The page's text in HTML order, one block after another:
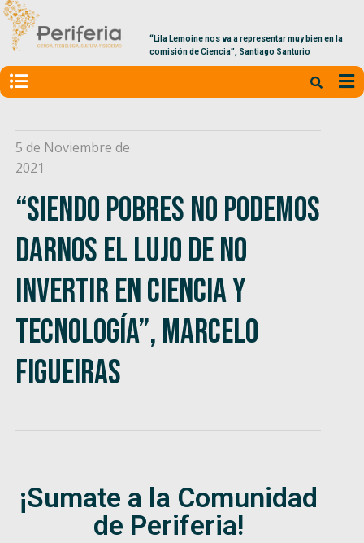
“Lila Lemoine nos va a representar muy bien en la
comisión de Ciencia”, Santiago Santurio
5 de Noviembre de
2021
“Siendo pobres no podemos
darnos el lujo de no
invertir en Ciencia y
Tecnología”, Marcelo
Figueiras
¡Sumate a la Comunidad
de Periferia!